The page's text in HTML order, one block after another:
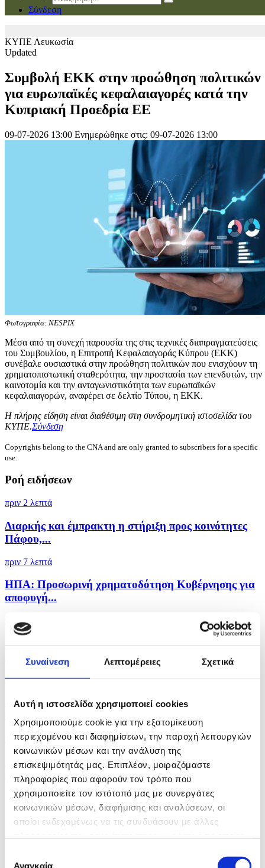
Συναίνεση Λεπτομέρειες Σχετικά
Αυτή η ιστοσελίδα χρησιμοποιεί cookies
Χρησιμοποιούμε cookie για την εξατομίκευση
περιεχομένου και διαφημίσεων, την παροχή λειτουργιών
κοινωνικών μέσων και την ανάλυση της
επισκεψιμότητάς μας. Επιπλέον, μοιραζόμαστε
πληροφορίες που αφορούν τον τρόπο που
χρησιμοποιείτε τον ιστότοπό μας με συνεργάτες
κοινωνικών μέσων, διαφήμισης και αναλύσεων, οι
οποίοι ενδεχομένως να τις συνδυάσουν με άλλες
των υπηρεσιών τους.
Αναγκαία
Σύνδεση
ΚΥΠΕ Λευκωσία
Updated
Συμβολή ΕΚΚ στην προώθηση πολιτικών
για ευρωπαϊκές κεφαλαιαγορές κατά την
Κυπριακή Προεδρία ΕΕ
09-07-2026 13:00 Ενημερώθηκε στις: 09-07-2026 13:00
Φωτογραφία: NESPIX
Μέσα από τη συνεχή παρουσία της στις τεχνικές διαπραγματεύσεις
του Συμβουλίου, η Επιτροπή Κεφαλαιαγοράς Κύπρου (ΕΚΚ)
συνέβαλε ουσιαστικά στην προώθηση πολιτικών που ενισχύουν τη
χρηματοπιστωτική σταθερότητα, την προστασία των επενδυτών, την
καινοτομία και την ανταγωνιστικότητα των ευρωπαϊκών
κεφαλαιαγορών, αναφέρει σε δελτίο Τύπου, η ΕΚΚ.
Η πλήρης είδηση είναι διαθέσιμη στη συνδρομητική ιστοσελίδα του
ΚΥΠΕ.Σύνδεση
Copyrights belong to the CNA and are only granted to subscribers for a specific
use.
Ροή ειδήσεων
πριν 2 λεπτά
Διαρκής και έμπρακτη η στήριξη προς κοινότητες
Πάφου,...
πριν 7 λεπτά
ΗΠΑ: Προσωρινή χρηματοδότηση Κυβέρνησης για
αποφυγή...
πριν 19 λεπτά
Ληστεία σε βάρος 23χρονου διανομέα φαγητού στη
Λεμεσό
πριν 21 λεπτά
5G: Η νέα εποχή των δικτύων είναι ήδη εδώ, 3,1
πριν 28 λεπτά
Ο ουκρανικός στρατός έπληξε δύο ρωσικά
διυλιστήρια...